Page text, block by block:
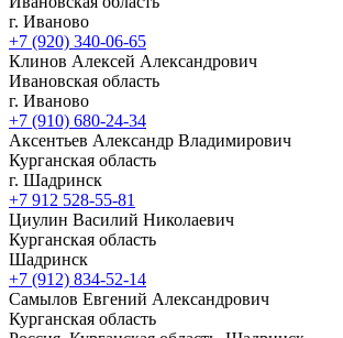
г. Иваново
+7 (920) 340-06-65
Клинов Алексей Александрович
Ивановская область
г. Иваново
+7 (910) 680-24-34
Аксентьев Александр Владимирович
Курганская область
г. Шадринск
+7 912 528-55-81
Циулин Василий Николаевич
Курганская область
Шадринск
+7 (912) 834-52-14
Самылов Евгений Александрович
Курганская область